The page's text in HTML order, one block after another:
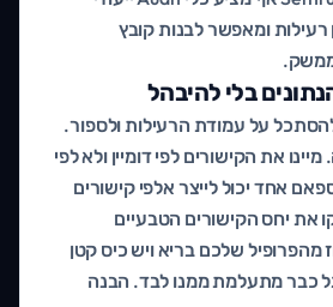
רעילות ומאפשר לבנות קובץ
בלי להיבהל
על עמודת הרעילות ולספור.
את הקישורים לפי דומיין ולא לפי
אחד יכול לייצר אלפי קישורים
את יחס הקישורים הטבעיים
אם 95 אחוז מהפרופיל שלכם בריא ויש כיס קטן
כבר מתעלמת ממנו לבד. הבנה